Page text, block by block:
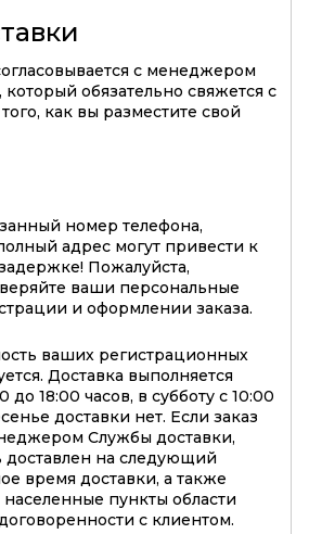
с менеджером
обязательно свяжется с
как вы разместите свой
номер телефона,
адрес могут привести к
Пожалуйста,
ваши персональные
и оформлении заказа.
ваших регистрационных
Доставка выполняется
18:00 часов, в субботу с 10:00
доставки нет. Если заказ
Службы доставки,
доставлен на следующий
время доставки, а также
пункты области
с клиентом.